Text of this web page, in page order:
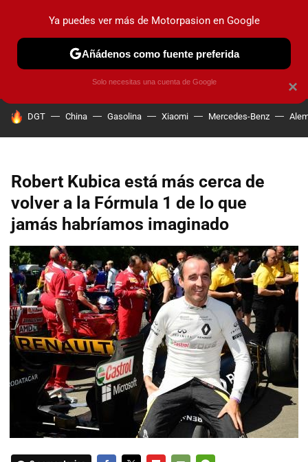
PRUEBAS COCHES ELÉCTRICOS OBSERVATORIO
HOY SE HABLA DE
DGT China Gasolina Xiaomi Mercedes-Benz
Robert Kubica está más cerca de
volver a la Fórmula 1 de lo que
jamás habríamos imaginado
×
Ya puedes ver más de Motorpasion en Google
Añádenos como fuente preferida
Solo necesitas una cuenta de Google